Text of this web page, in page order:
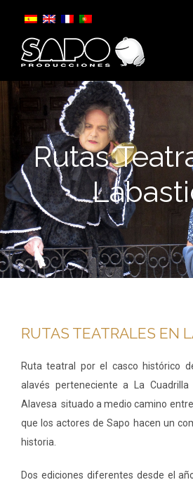
Rutas
RUTAS TEATRALES EN
Ruta teatral por el casco histórico
alavés perteneciente a La
Alavesa situado a medio camino entre
que los actores de Sapo hacen un
historia.
Dos ediciones diferentes desde el